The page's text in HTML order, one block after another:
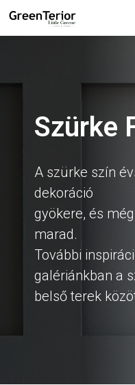
Szürke
A szürke szín
dekoráció
gyökere, és
marad.
További
galériánkban a
belső terek